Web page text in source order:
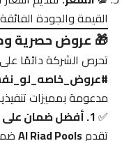
القيمة والجودة
🎁 عروض حصرية
تحرص الشركة دائمًا
مدعومة بمميزات
✅1. أفضل ضمان على الإطلاق:
تقدمAl Riad Pools